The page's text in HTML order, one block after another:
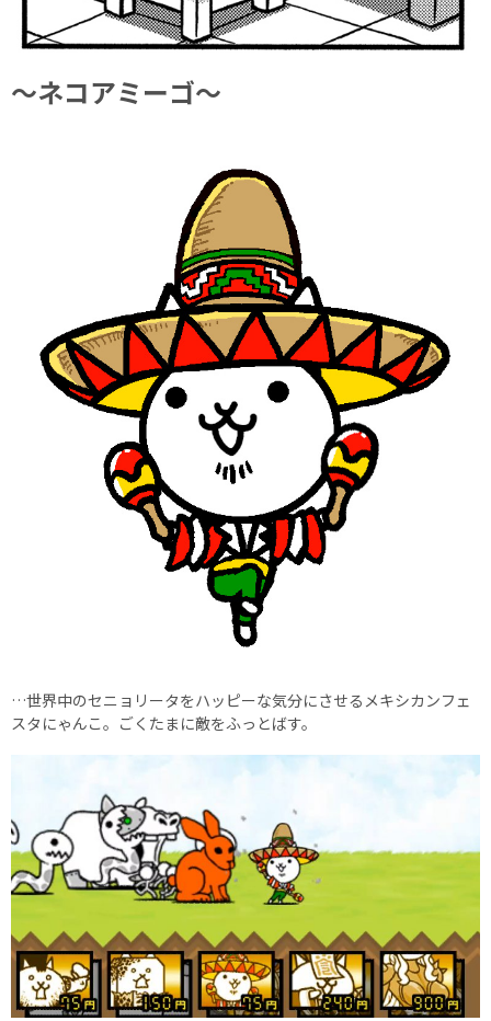
～ネコアミーゴ～
…世界中のセニョリータをハッピーな気分にさせるメキシカンフェ
スタにゃんこ。ごくたまに敵をふっとばす。